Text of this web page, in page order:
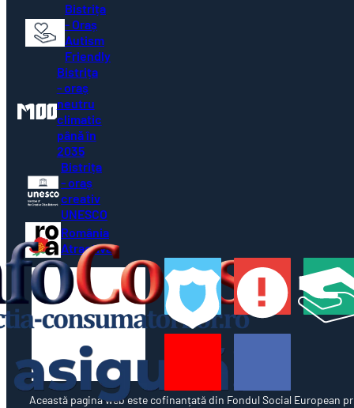
Bistrița
- Oraș
Autism
Friendly
Bistrița
- oraș
neutru
climatic
până în
2035
Bistrița
- oraș
creativ
UNESCO
România
Atractivă
Această pagină web este cofinanțată din Fondul Social European